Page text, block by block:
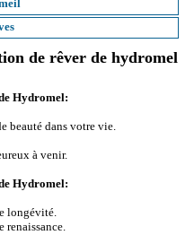
de rêver de hydromel
Hydromel:
beauté dans votre vie.
à venir.
Hydromel:
longévité.
renaissance.